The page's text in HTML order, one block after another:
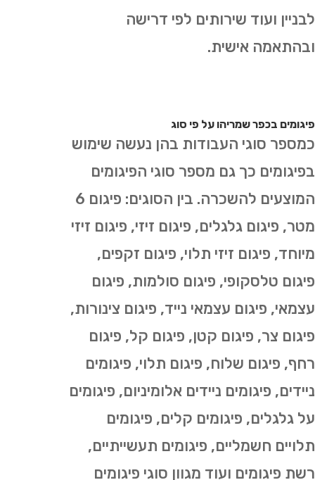
לבניין ועוד שירותים לפי דרישה
ובהתאמה אישית.
פיגומים בכפר שמריהו על פי סוג
כמספר סוגי העבודות בהן נעשה שימוש
בפיגומים כך גם מספר סוגי הפיגומים
המוצעים להשכרה. בין הסוגים: פיגום 6
מטר, פיגום גלגלים, פיגום זיזי, פיגום זיזי
מיוחד, פיגום זיזי תלוי, פיגום זקפים,
פיגום טלסקופי, פיגום סולמות, פיגום
עצמאי, פיגום עצמאי נייד, פיגום צינורות,
פיגום צר, פיגום קטן, פיגום קל, פיגום
רחף, פיגום שלוח, פיגום תלוי, פיגומים
ניידים, פיגומים ניידים אלומיניום, פיגומים
על גלגלים, פיגומים קלים, פיגומים
תלויים חשמליים, פיגומים תעשייתיים,
רשת פיגומים ועוד מגוון סוגי פיגומים